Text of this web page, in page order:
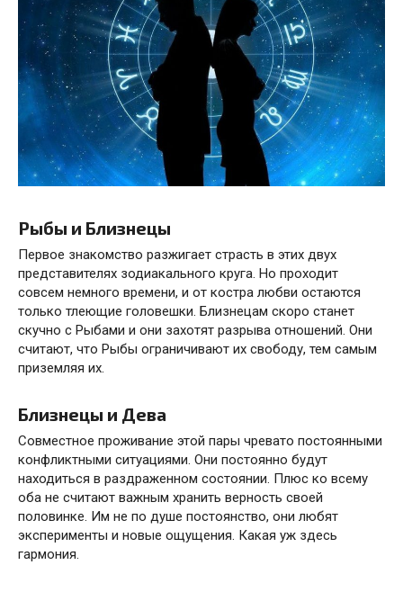
Рыбы и Близнецы
Первое знакомство разжигает страсть в этих двух
представителях зодиакального круга. Но проходит
совсем немного времени, и от костра любви остаются
только тлеющие головешки. Близнецам скоро станет
скучно с Рыбами и они захотят разрыва отношений. Они
считают, что Рыбы ограничивают их свободу, тем самым
приземляя их.
Близнецы и Дева
Совместное проживание этой пары чревато постоянными
конфликтными ситуациями. Они постоянно будут
находиться в раздраженном состоянии. Плюс ко всему
оба не считают важным хранить верность своей
половинке. Им не по душе постоянство, они любят
эксперименты и новые ощущения. Какая уж здесь
гармония.